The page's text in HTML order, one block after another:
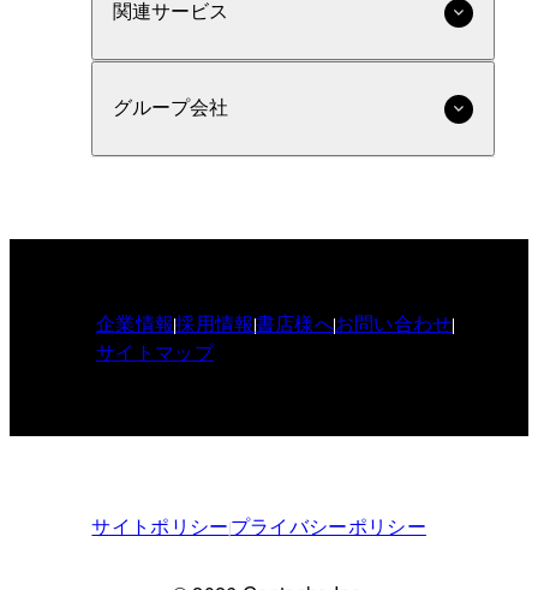
関連サービス
グループ会社
企業情報採用情報書店様へお問い合わせ
サイトマップ
サイトポリシープライバシーポリシー